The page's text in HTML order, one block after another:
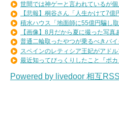
世間では神ゲーと言われているが
【悲報】桐谷さん「人生かけて7億
積水ハウス「地面師に55億円騙し
【画像】8月だから夏に撮った写真
普通二輪取ったやつが乗るべきバ
スペインのレティシア王妃がアドル
最近知ってびっくりしたこと『ポ
Powered by livedoor 相互RSS